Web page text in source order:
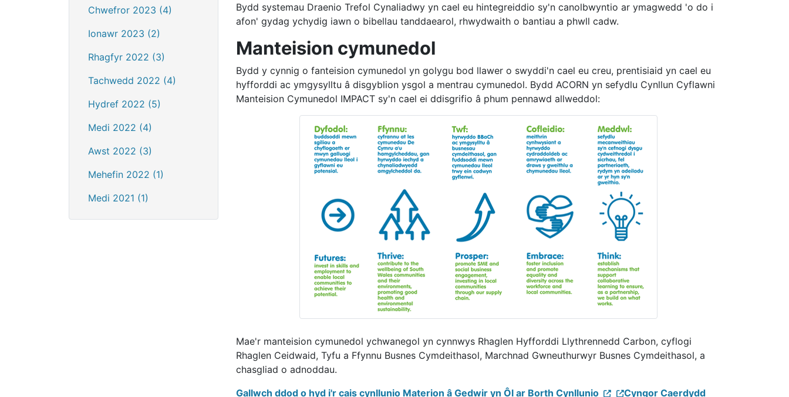
Chwefror 2023 (4)
Ionawr 2023 (2)
Rhagfyr 2022 (3)
Tachwedd 2022 (4)
Hydref 2022 (5)
Medi 2022 (4)
Awst 2022 (3)
Mehefin 2022 (1)
Medi 2021 (1)
Bydd systemau Draenio Trefol Cynaliadwy yn cael eu hintegreiddio sy'n canolbwyntio ar ymagwedd 'o do i
afon' gydag ychydig iawn o bibellau tanddaearol, rhwydwaith o bantiau a phwll cadw.
Manteision cymunedol
Bydd y cynnig o fanteision cymunedol yn golygu bod llawer o swyddi'n cael eu creu, prentisiaid yn cael eu
hyfforddi ac ymgysylltu â disgyblion ysgol a mentrau cymunedol. Bydd ACORN yn sefydlu Cynllun Cyflawni
Manteision Cymunedol IMPACT sy'n cael ei ddisgrifio â phum pennawd allweddol:
Mae'r manteision cymunedol ychwanegol yn cynnwys Rhaglen Hyfforddi Llythrennedd Carbon, cyflogi
Rhaglen Ceidwaid, Tyfu a Ffynnu Busnes Cymdeithasol, Marchnad Gwneuthurwyr Busnes Cymdeithasol, a
chasgliad o adnoddau.
Gallwch ddod o hyd i'r cais cynllunio Materion â Gedwir yn Ôl ar Borth Cynllunio
Cyngor Caerdydd